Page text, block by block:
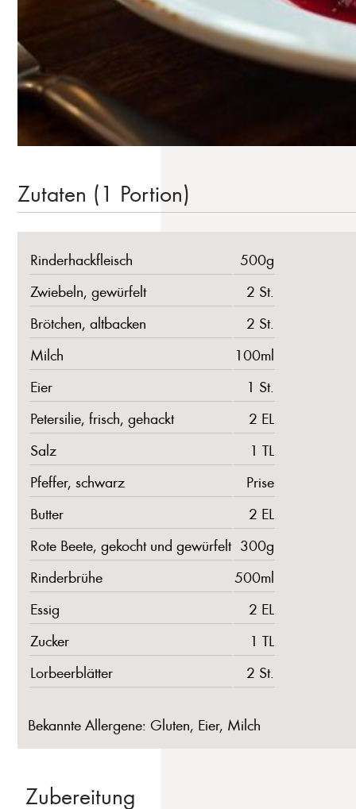
Zutaten (1 Portion)
Rinderhackfleisch
500g
Zwiebeln, gewürfelt
2 St.
Brötchen, altbacken
2 St.
Milch
100ml
Eier
1 St.
Petersilie, frisch, gehackt
2 EL
Salz
1 TL
Pfeffer, schwarz
Prise
Butter
2 EL
Rote Beete, gekocht und gewürfelt 300g
Rinderbrühe
500ml
Essig
2 EL
Zucker
1 TL
Lorbeerblätter
2 St.
Bekannte Allergene: Gluten, Eier, Milch
Zubereitung